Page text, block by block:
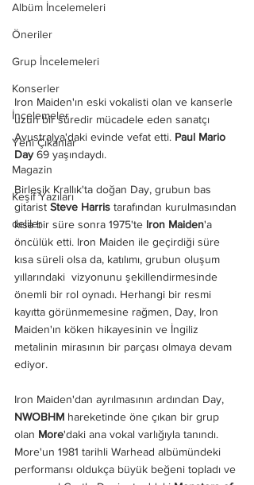
Albüm İncelemeleri
Öneriler
Grup İncelemeleri
Konserler
İncelemeler
Yeni Çıkanlar
Magazin
Keşif Yazıları
deliler
Iron Maiden'ın eski vokalisti olan ve kanserle
uzun bir süredir mücadele eden sanatçı
Avustralya'daki evinde vefat etti. Paul Mario
Day 69 yaşındaydı.
Birleşik Krallık'ta doğan Day, grubun bas
gitarist Steve Harris tarafından kurulmasından
kısa bir süre sonra 1975'te Iron Maiden'a
öncülük etti. Iron Maiden ile geçirdiği süre
kısa süreli olsa da, katılımı, grubun oluşum
yıllarındaki  vizyonunu şekillendirmesinde
önemli bir rol oynadı. Herhangi bir resmi
kayıtta görünmemesine rağmen, Day, Iron
Maiden'ın köken hikayesinin ve İngiliz
metalinin mirasının bir parçası olmaya devam
ediyor.
Iron Maiden'dan ayrılmasının ardından Day,
NWOBHM hareketinde öne çıkan bir grup
olan More'daki ana vokal varlığıyla tanındı.
More'un 1981 tarihli Warhead albümündeki
performansı oldukça büyük beğeni topladı ve